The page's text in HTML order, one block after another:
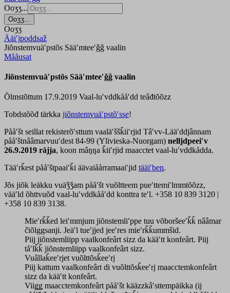
Ooʒʒ...
Ooʒʒ...
Ooʒʒ
Ääiʹjpoddsaž
Jiõnstemvuäʹpstõs Sääʹmteeʹǧǧ vaalin
Mååusat
Jiõnstemvuäʹpstõs Sääʹmteeʹǧǧ vaalin
Õlmstõttum 17.9.2019 Vaal-luʹvddkååʹdd teâđtõõzz
Tobdstõõđ tärkka jiõnstemvuäʹpstõʹsse!
Pååʹšt seillat rekisterõʹsttum vaaläʹššǩiiʹrjid Tâʹvv-Lääʹddjânnam
pååʹštnââmarvuuʹdest 84-99 (Ylivieska-Nuorgam) nelljdpeeiʹv
26.9.2019 räjja, koon mâŋŋa ǩiiʹrjid maacctet vaal-luʹvddkådda.
Tääʹrǩest pååʹštpaaiʹǩi äävaiåårramaaiʹjid tääiʹben.
Jõs jiõk leäkku vuäǯǯam pååʹšt vuõltteem pueʹttemiʹlmmtõõzz,
vääʹld õhttvuõđ vaal-luʹvddkååʹdd konttra teʹl. +358 10 839 3120 |
+358 10 839 3138.
Mieʹrǩǩed leiʹmmjum jiõnstemliʹppe tuu võboršeeʹǩǩ nââmar
čiõlggsanji. Jeäʹl tueʹjjed jeeʹres mieʹrǩǩummšid.
Piij jiõnstemliipp vaalkonfeârt sizz da kääʹtt konfeârt. Piij
tåʹlǩǩ jiõnstemliipp vaalkonfeârt sizz.
Vuâllaǩeeʹrjet vuõlttõsǩeeʹrj
Piij kattum vaalkonfeârt di vuõlttõsǩeeʹrj maacctemkonfeârt
sizz da kääʹtt konfeârt.
Viiǥǥ maacctemkonfeârt pååʹšt kääzzkâʹsttempäikka (ij